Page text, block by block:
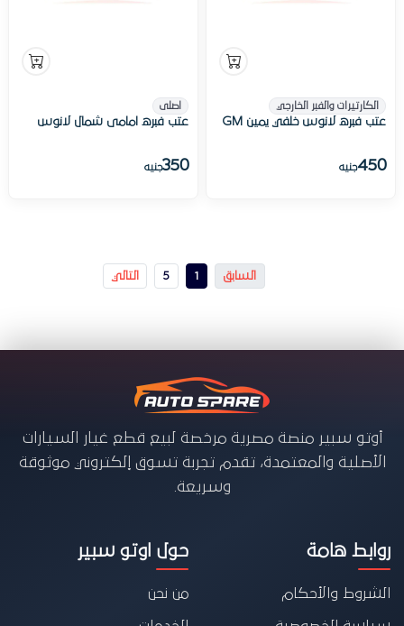
الكارتيرات والفبر الخارجي
عتب فبره لانوس خلفي يمين GM
450جنيه
اصلى
عتب فبره امامى شمال لانوس
350جنيه
السابق 1
5 التالي
أوتو سبير منصة مصرية مرخصة لبيع قطع غيار السيارات
الأصلية والمعتمدة، تقدم تجربة تسوق إلكتروني موثوقة
وسريعة.
روابط هامة
الشروط والأحكام
حول اوتو سبير
من نحن